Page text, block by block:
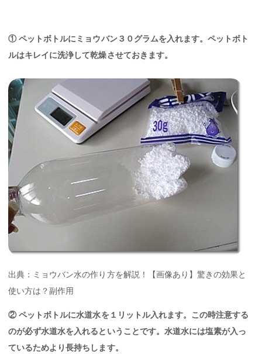
① ペットボトルにミョウバン３０グラムを入れます。ペットボト
ルはキレイに洗浄して乾燥させておきます。
出典：ミョウバン水の作り方を解説！【画像あり】驚きの効果と
使い方は？副作用
② ペットボトルに水道水を１リットル入れます。この時注意する
のが必ず水道水を入れるということです。水道水には塩素が入っ
ているためより長持ちします。